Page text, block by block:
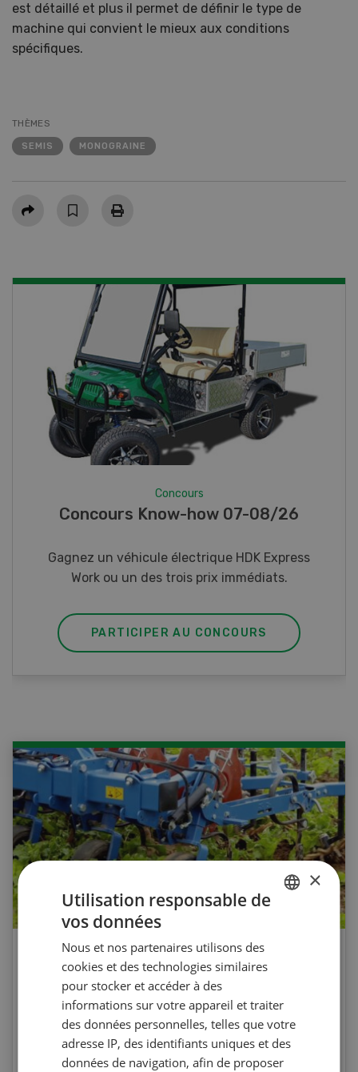
est détaillé et plus il permet de définir le type de
machine qui convient le mieux aux conditions
spécifiques.
THÈMES
SEMIS MONOGRAINE
Partager
Photo mystère 07-08/26
Gagnez l’un des cinq couteaux de poche LANDI
PARTICIPER AU CONCOURS
Agri Quiz sur le désherbage
mécanique
Testez vos connaissances en participant à
l’Agri Quiz de la Revue UFA. Les questions
portent sur le désherbage mécanique et les
×
Utilisation responsable de
vos données
Nous et nos partenaires utilisons des
cookies et des technologies similaires
pour stocker et accéder à des
informations sur votre appareil et traiter
des données personnelles, telles que votre
adresse IP, des identifiants uniques et des
données de navigation, afin de proposer